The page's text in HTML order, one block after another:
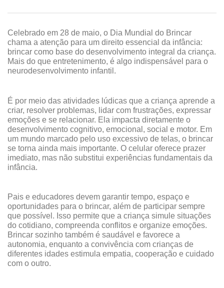
Celebrado em 28 de maio, o Dia Mundial do Brincar
chama a atenção para um direito essencial da infância:
brincar como base do desenvolvimento integral da criança.
Mais do que entretenimento, é algo indispensável para o
neurodesenvolvimento infantil.
É por meio das atividades lúdicas que a criança aprende a
criar, resolver problemas, lidar com frustrações, expressar
emoções e se relacionar. Ela impacta diretamente o
desenvolvimento cognitivo, emocional, social e motor. Em
um mundo marcado pelo uso excessivo de telas, o brincar
se torna ainda mais importante. O celular oferece prazer
imediato, mas não substitui experiências fundamentais da
infância.
Pais e educadores devem garantir tempo, espaço e
oportunidades para o brincar, além de participar sempre
que possível. Isso permite que a criança simule situações
do cotidiano, compreenda conflitos e organize emoções.
Brincar sozinho também é saudável e favorece a
autonomia, enquanto a convivência com crianças de
diferentes idades estimula empatia, cooperação e cuidado
com o outro.